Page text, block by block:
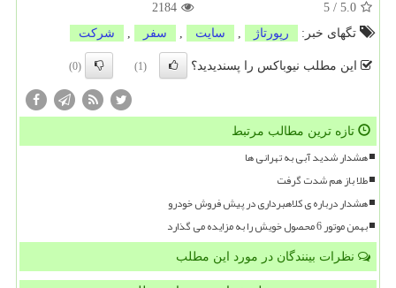
5.0
/
5
2184
تگهای خبر:
رپورتاژ , سایت , سفر , شركت
این مطلب نیوباکس را پسندیدید؟ (1)
(0)
تازه ترین مطالب مرتبط
هشدار شدید آبی به تهرانی ها
طلا باز هم شدت گرفت
هشدار درباره ی کلاهبرداری در پیش فروش خودرو
بهمن موتور 6 محصول خویش را به مزایده می گذارد
نظرات بینندگان در مورد این مطلب